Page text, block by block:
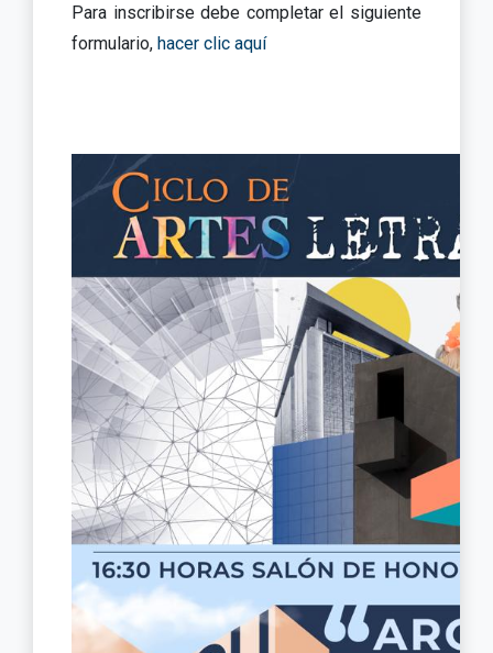
Para inscribirse debe completar el siguiente
formulario, hacer clic aquí